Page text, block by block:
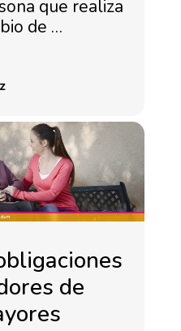
que realiza
de …
de